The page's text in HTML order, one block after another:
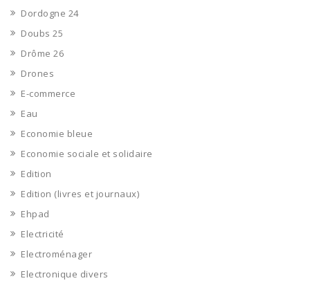
Dordogne 24
Doubs 25
Drôme 26
Drones
E-commerce
Eau
Economie bleue
Economie sociale et solidaire
Edition
Edition (livres et journaux)
Ehpad
Electricité
Electroménager
Electronique divers